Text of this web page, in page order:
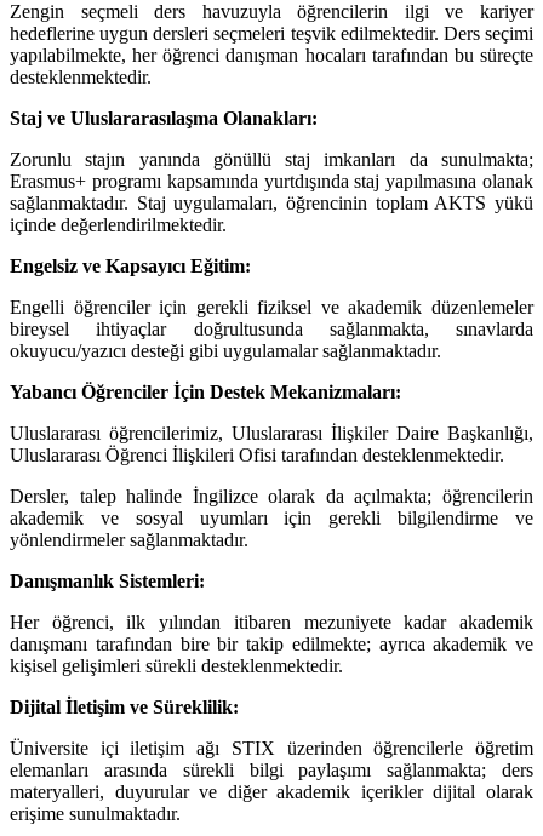
Zengin seçmeli ders havuzuyla öğrencilerin ilgi ve kariyer
hedeflerine uygun dersleri seçmeleri teşvik edilmektedir. Ders seçimi
yapılabilmekte, her öğrenci danışman hocaları tarafından bu süreçte
desteklenmektedir.
Staj ve Uluslararasılaşma Olanakları:
Zorunlu stajın yanında gönüllü staj imkanları da sunulmakta;
Erasmus+ programı kapsamında yurtdışında staj yapılmasına olanak
sağlanmaktadır. Staj uygulamaları, öğrencinin toplam AKTS yükü
içinde değerlendirilmektedir.
Engelsiz ve Kapsayıcı Eğitim:
Engelli öğrenciler için gerekli fiziksel ve akademik düzenlemeler
bireysel ihtiyaçlar doğrultusunda sağlanmakta, sınavlarda
okuyucu/yazıcı desteği gibi uygulamalar sağlanmaktadır.
Yabancı Öğrenciler İçin Destek Mekanizmaları:
Uluslararası öğrencilerimiz, Uluslararası İlişkiler Daire Başkanlığı,
Uluslararası Öğrenci İlişkileri Ofisi tarafından desteklenmektedir.
Dersler, talep halinde İngilizce olarak da açılmakta; öğrencilerin
akademik ve sosyal uyumları için gerekli bilgilendirme ve
yönlendirmeler sağlanmaktadır.
Danışmanlık Sistemleri:
Her öğrenci, ilk yılından itibaren mezuniyete kadar akademik
danışmanı tarafından bire bir takip edilmekte; ayrıca akademik ve
kişisel gelişimleri sürekli desteklenmektedir.
Dijital İletişim ve Süreklilik:
Üniversite içi iletişim ağı STIX üzerinden öğrencilerle öğretim
elemanları arasında sürekli bilgi paylaşımı sağlanmakta; ders
materyalleri, duyurular ve diğer akademik içerikler dijital olarak
erişime sunulmaktadır.